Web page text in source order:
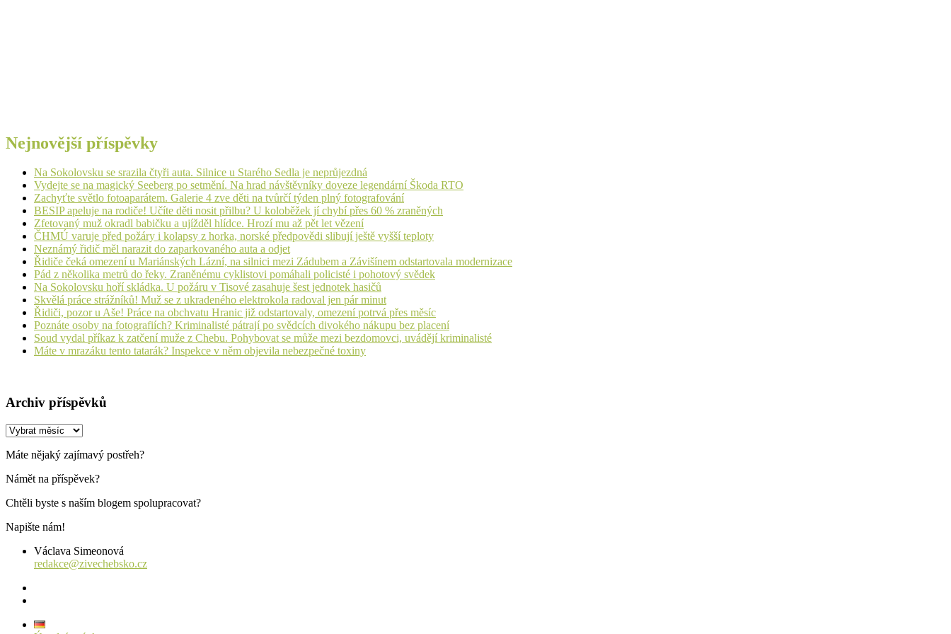
Nejnovější příspěvky
Na Sokolovsku se srazila čtyři auta. Silnice u Starého Sedla je neprůjezdná
Vydejte se na magický Seeberg po setmění. Na hrad návštěvníky doveze legendární Škoda RTO
Zachyťte světlo fotoaparátem. Galerie 4 zve děti na tvůrčí týden plný fotografování
BESIP apeluje na rodiče! Učíte děti nosit přilbu? U koloběžek jí chybí přes 60 % zraněných
Zfetovaný muž okradl babičku a ujížděl hlídce. Hrozí mu až pět let vězení
ČHMÚ varuje před požáry i kolapsy z horka, norské předpovědi slibují ještě vyšší teploty
Neznámý řidič měl narazit do zaparkovaného auta a odjet
Řidiče čeká omezení u Mariánských Lázní, na silnici mezi Zádubem a Závišínem odstartovala modernizace
Pád z několika metrů do řeky. Zraněnému cyklistovi pomáhali policisté i pohotový svědek
Na Sokolovsku hoří skládka. U požáru v Tisové zasahuje šest jednotek hasičů
Skvělá práce strážníků! Muž se z ukradeného elektrokola radoval jen pár minut
Řidiči, pozor u Aše! Práce na obchvatu Hranic již odstartovaly, omezení potrvá přes měsíc
Poznáte osoby na fotografiích? Kriminalisté pátrají po svědcích divokého nákupu bez placení
Soud vydal příkaz k zatčení muže z Chebu. Pohybovat se může mezi bezdomovci, uvádějí kriminalisté
Máte v mrazáku tento tatarák? Inspekce v něm objevila nebezpečné toxiny
Archiv příspěvků
Archiv
Máte nějaký zajímavý postřeh?
Námět na příspěvek?
Chtěli byste s naším blogem spolupracovat?
Napište nám!
Václava Simeonová
redakce@zivechebsko.cz